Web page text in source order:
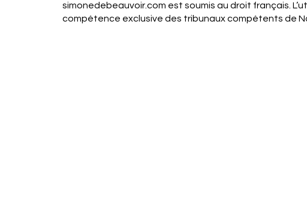
simonedebeauvoir.com est soumis au droit français.
compétence exclusive des tribunaux compétents de